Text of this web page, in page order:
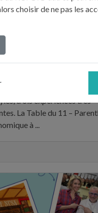
Paris, Barcelone : trois
trois expériences très
La Table du 11 –
à ...
choisir de ne pas les